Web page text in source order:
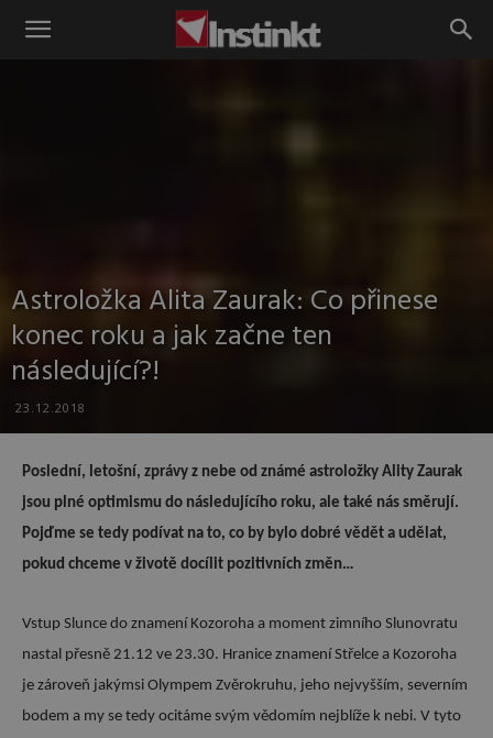
Instinkt
Astroložka Alita Zaurak: Co přinese
konec roku a jak začne ten
následující?!
23.12.2018
Poslední, letošní, zprávy z nebe od známé astroložky Ality Zaurak
jsou plné optimismu do následujícího roku, ale také nás směrují.
Pojďme se tedy podívat na to, co by bylo dobré vědět a udělat,
pokud chceme v životě docílit pozitivních změn…
Vstup Slunce do znamení Kozoroha a moment zimního Slunovratu
nastal přesně 21.12 ve 23.30. Hranice znamení Střelce a Kozoroha
je zároveň jakýmsi Olympem Zvěrokruhu, jeho nejvyšším, severním
bodem a my se tedy ocitáme svým vědomím nejblíže k nebi. V tyto